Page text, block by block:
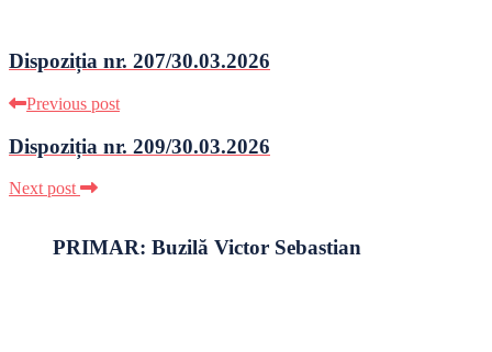
Dispoziția nr. 207/30.03.2026
Previous post
Dispoziția nr. 209/30.03.2026
Next post
PRIMAR: Buzilă Victor Sebastian